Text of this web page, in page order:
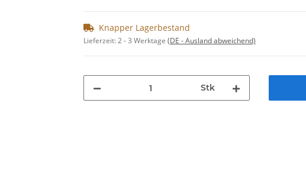
Knapper Lagerbestand
Lieferzeit:2 - 3 Werktage (DE - Ausland abweichend)
Stk